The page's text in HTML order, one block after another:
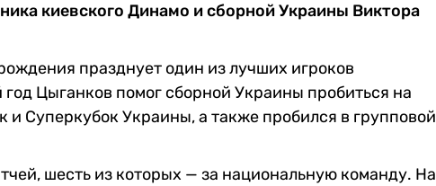
киевского Динамо и сборной Украины Виктора
празднует один из лучших игроков
Цыганков помог сборной Украины пробиться на
и Суперкубок Украины, а также пробился в групповой
шесть из которых — за национальную команду. На